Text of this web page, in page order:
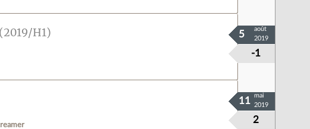
H1)
-1
5
août
2019
2
11
mai
2019